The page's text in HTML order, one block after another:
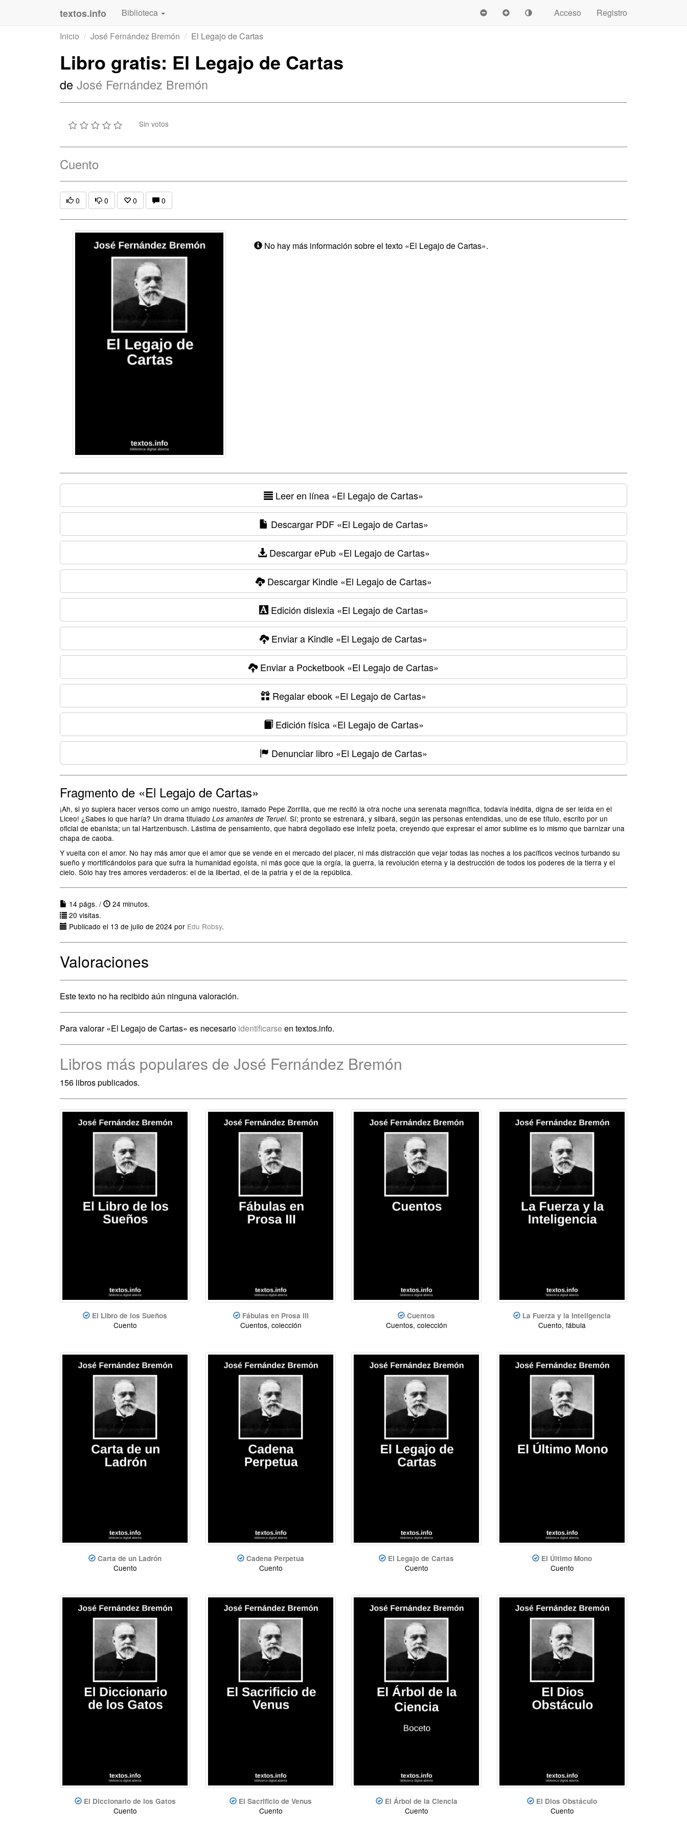
textos.info Biblioteca Acceso
Registro
Inicio
José Fernández Bremón El Legajo de Cartas
Libro gratis: El Legajo de Cartas
de José Fernández Bremón
Sin votos
Cuento
0 0 0 0
No hay más información sobre el texto «El Legajo de Cartas».
Leer en línea «El Legajo de Cartas»
Descargar PDF«El Legajo de Cartas»
Descargar ePub«El Legajo de Cartas»
Descargar Kindle«El Legajo de Cartas»
Edición dislexia«El Legajo de Cartas»
Enviar a Kindle «El Legajo de Cartas»
Enviar a Pocketbook «El Legajo de Cartas»
Regalar ebook «El Legajo de Cartas»
Edición física«El Legajo de Cartas»
Denunciar libro «El Legajo de Cartas»
Fragmento de «El Legajo de Cartas»
¡Ah, si yo supiera hacer versos como un amigo nuestro, llamado Pepe Zorrilla, que me recitó la otra noche una serenata magnífica, todavía inédita, digna de ser leída en el
Liceo! ¿Sabes lo que haría? Un drama titulado Los amantes de Teruel. Sí; pronto se estrenará, y silbará, según las personas entendidas, uno de ese título, escrito por un
oficial de ebanista; un tal Hartzenbusch. Lástima de pensamiento, que habrá degollado ese infeliz poeta, creyendo que expresar el amor sublime es lo mismo que barnizar una
chapa de caoba.
Y vuelta con el amor. No hay más amor que el amor que se vende en el mercado del placer, ni más distracción que vejar todas las noches a los pacíficos vecinos turbando su
sueño y mortificándolos para que sufra la humanidad egoísta, ni más goce que la orgía, la guerra, la revolución eterna y la destrucción de todos los poderes de la tierra y el
cielo. Sólo hay tres amores verdaderos: el de la libertad, el de la patria y el de la república.
14 págs. /
24 minutos.
20 visitas.
Publicado el 13 de julio de 2024 por Edu Robsy.
Valoraciones
Este texto no ha recibido aún ninguna valoración.
Para valorar «El Legajo de Cartas» es necesario identificarse en textos.info.
Libros más populares de José Fernández Bremón
156 libros publicados.
El Libro de los Sueños
Cuento
Fábulas en Prosa III
Cuentos, colección
Cuentos
Cuentos, colección
La Fuerza y la Inteligencia
Cuento, fábula
Carta de un Ladrón
Cuento
Cadena Perpetua
Cuento
El Legajo de Cartas
Cuento
El Último Mono
Cuento
El Diccionario de los Gatos
Cuento
El Sacrificio de Venus
Cuento
El Árbol de la Ciencia
Cuento
El Dios Obstáculo
Cuento